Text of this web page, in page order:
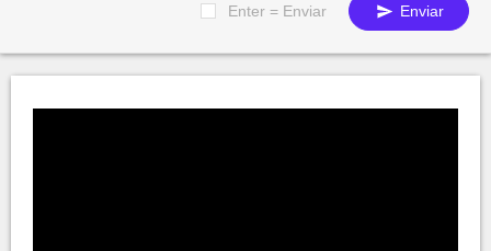
Enter = Enviar Enviar